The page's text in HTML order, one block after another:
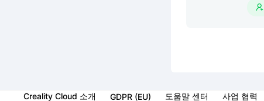

Creality Cloud 소개 GDPR (EU) 도움말 센터 사업 협력